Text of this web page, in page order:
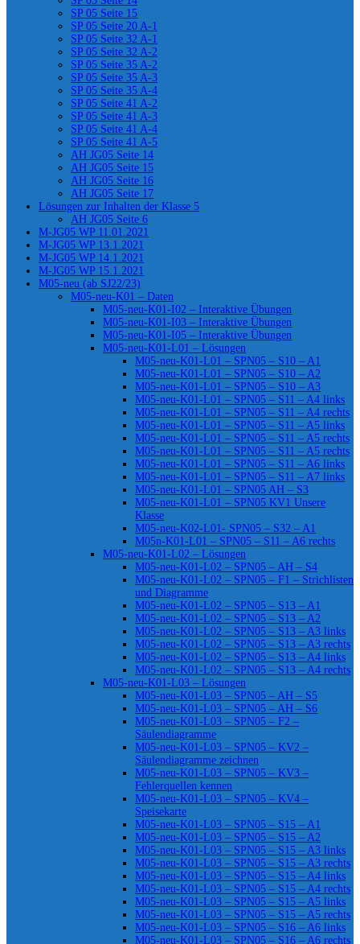
SP 05 Seite 15
SP 05 Seite 20 A-1
SP 05 Seite 32 A-1
SP 05 Seite 32 A-2
SP 05 Seite 35 A-2
SP 05 Seite 35 A-3
SP 05 Seite 35 A-4
SP 05 Seite 41 A-2
SP 05 Seite 41 A-3
SP 05 Seite 41 A-4
SP 05 Seite 41 A-5
AH JG05 Seite 14
AH JG05 Seite 15
AH JG05 Seite 16
AH JG05 Seite 17
Lösungen zur Inhalten der Klasse 5
AH JG05 Seite 6
M-JG05 WP 11.01.2021
M-JG05 WP 13.1.2021
M-JG05 WP 14.1.2021
M-JG05 WP 15.1.2021
M05-neu (ab SJ22/23)
M05-neu-K01 – Daten
M05-neu-K01-I02 – Interaktive Übungen
M05-neu-K01-I03 – Interaktive Übungen
M05-neu-K01-I05 – Interaktive Übungen
M05-neu-K01-L01 – Lösungen
M05-neu-K01-L01 – SPN05 – S10 – A1
M05-neu-K01-L01 – SPN05 – S10 – A2
M05-neu-K01-L01 – SPN05 – S10 – A3
M05-neu-K01-L01 – SPN05 – S11 – A4 links
M05-neu-K01-L01 – SPN05 – S11 – A4 rechts
M05-neu-K01-L01 – SPN05 – S11 – A5 links
M05-neu-K01-L01 – SPN05 – S11 – A5 rechts
M05-neu-K01-L01 – SPN05 – S11 – A5 rechts
M05-neu-K01-L01 – SPN05 – S11 – A6 links
M05-neu-K01-L01 – SPN05 – S11 – A7 links
M05-neu-K01-L01 – SPN05 AH – S3
M05-neu-K01-L01 – SPN05 KV1 Unsere
Klasse
M05-neu-K02-L01- SPN05 – S32 – A1
M05n-K01-L01 – SPN05 – S11 – A6 rechts
M05-neu-K01-L02 – Lösungen
M05-neu-K01-L02 – SPN05 – AH – S4
M05-neu-K01-L02 – SPN05 – F1 – Strichlisten
und Diagramme
M05-neu-K01-L02 – SPN05 – S13 – A1
M05-neu-K01-L02 – SPN05 – S13 – A2
M05-neu-K01-L02 – SPN05 – S13 – A3 links
M05-neu-K01-L02 – SPN05 – S13 – A3 rechts
M05-neu-K01-L02 – SPN05 – S13 – A4 links
M05-neu-K01-L02 – SPN05 – S13 – A4 rechts
M05-neu-K01-L03 – Lösungen
M05-neu-K01-L03 – SPN05 – AH – S5
M05-neu-K01-L03 – SPN05 – AH – S6
M05-neu-K01-L03 – SPN05 – F2 –
Säulendiagramme
M05-neu-K01-L03 – SPN05 – KV2 –
Säulendiagramme zeichnen
M05-neu-K01-L03 – SPN05 – KV3 –
Fehlerquellen kennen
M05-neu-K01-L03 – SPN05 – KV4 –
Speisekarte
M05-neu-K01-L03 – SPN05 – S15 – A1
M05-neu-K01-L03 – SPN05 – S15 – A2
M05-neu-K01-L03 – SPN05 – S15 – A3 links
M05-neu-K01-L03 – SPN05 – S15 – A3 rechts
M05-neu-K01-L03 – SPN05 – S15 – A4 links
M05-neu-K01-L03 – SPN05 – S15 – A4 rechts
M05-neu-K01-L03 – SPN05 – S15 – A5 links
M05-neu-K01-L03 – SPN05 – S15 – A5 rechts
M05-neu-K01-L03 – SPN05 – S16 – A6 links
M05-neu-K01-L03 – SPN05 – S16 – A6 rechts